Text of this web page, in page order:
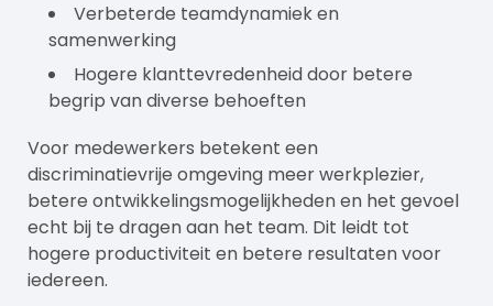
Verbeterde teamdynamiek en
samenwerking
Hogere klanttevredenheid door betere
begrip van diverse behoeften
Voor medewerkers betekent een
discriminatievrije omgeving meer werkplezier,
betere ontwikkelingsmogelijkheden en het gevoel
echt bij te dragen aan het team. Dit leidt tot
hogere productiviteit en betere resultaten voor
iedereen.